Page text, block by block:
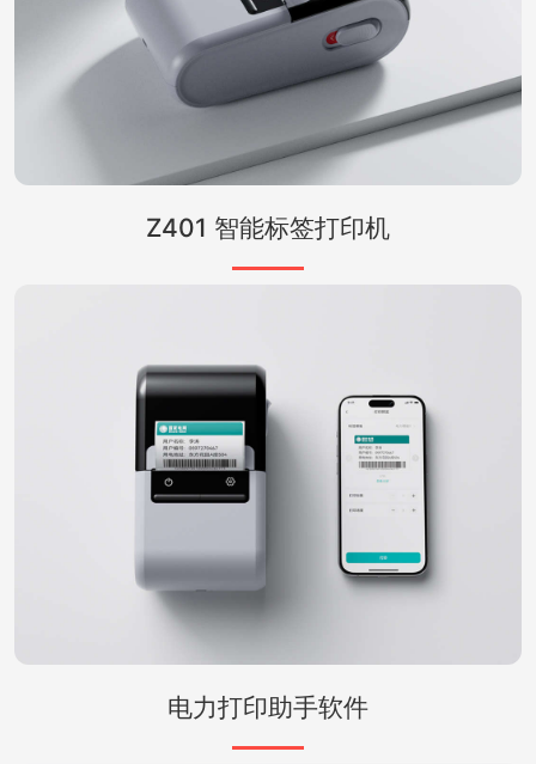
Z401 智能标签打印机
电力打印助手软件